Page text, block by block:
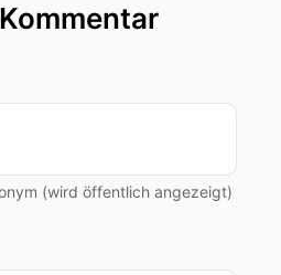
(wird öffentlich angezeigt)